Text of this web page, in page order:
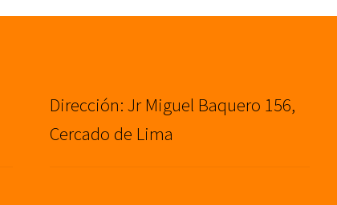
Dirección: Jr Miguel Baquero 156,
Cercado de Lima